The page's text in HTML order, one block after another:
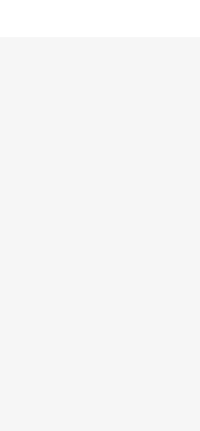
Le maillot
unique pour femmes.